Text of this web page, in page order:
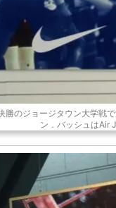
勝のジョージタウン大学
ン．バッシュはAir